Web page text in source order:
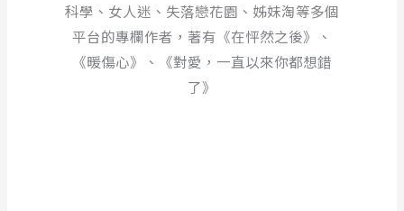
科學、女人迷、失落戀花園、姊妹淘等多個
平台的專欄作者，著有《在怦然之後》、
《暖傷心》、《對愛，一直以來你都想錯
了》